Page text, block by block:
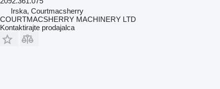
Irska, Courtmacsherry
COURTMACSHERRY MACHINERY LTD
Kontaktirajte prodajalca